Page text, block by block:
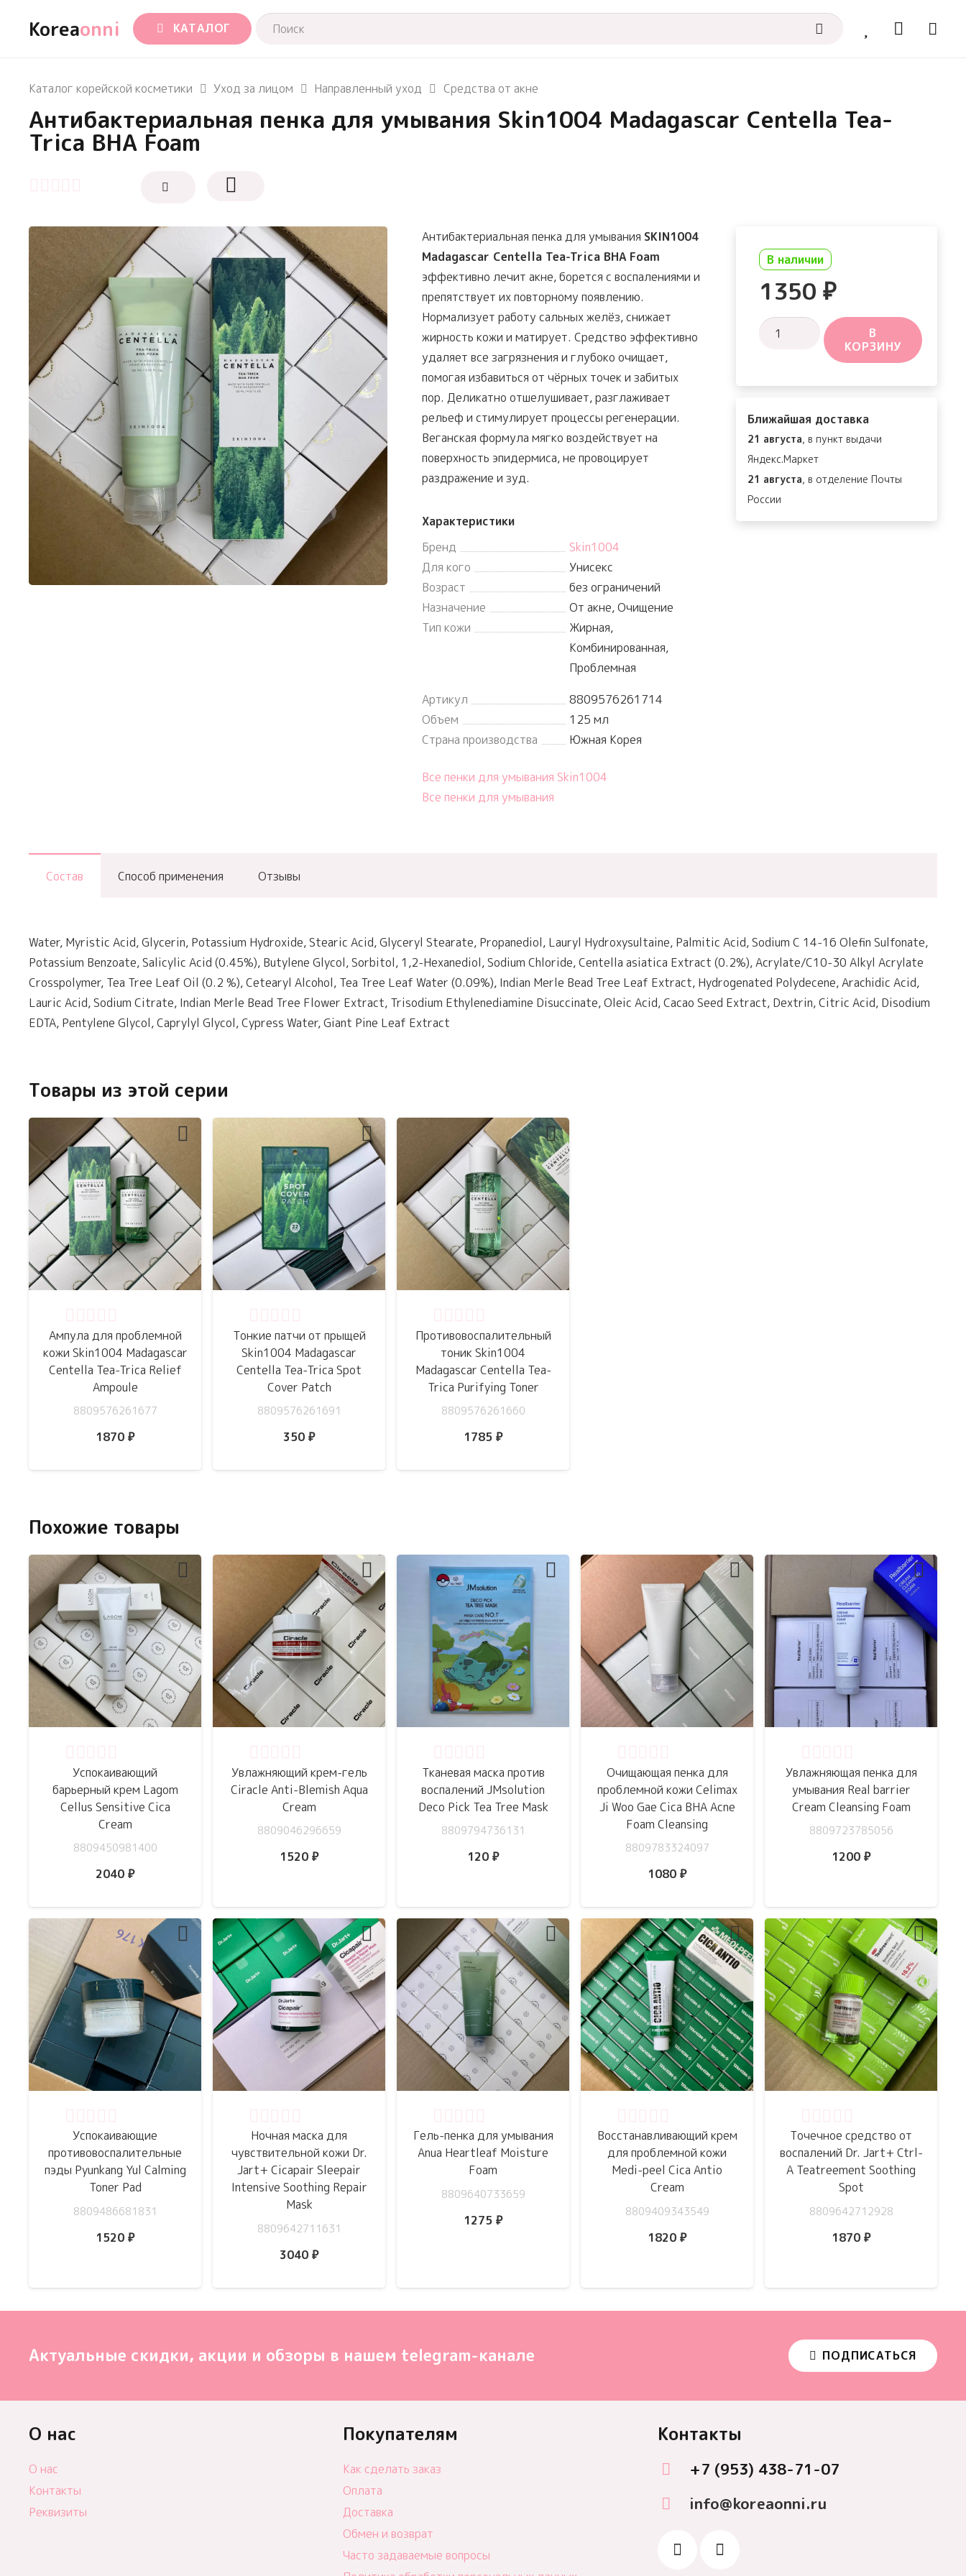
Koreaonni КАТАЛОГ
Каталог корейской косметики Уход за лицом Направленный уход Средства от акне
Антибактериальная пенка для умывания Skin1004 Madagascar Centella Tea-
Trica BHA Foam
Антибактериальная пенка для умывания SKIN1004
Madagascar Centella Tea-Trica BHA Foam
эффективно лечит акне, борется с воспалениями и
препятствует их повторному появлению.
Нормализует работу сальных желёз, снижает
жирность кожи и матирует. Средство эффективно
удаляет все загрязнения и глубоко очищает,
помогая избавиться от чёрных точек и забитых
пор. Деликатно отшелушивает, разглаживает
рельеф и стимулирует процессы регенерации.
Веганская формула мягко воздействует на
поверхность эпидермиса, не провоцирует
раздражение и зуд.
Характеристики
Бренд
Skin1004
Для кого
Унисекс
Возраст
без ограничений
Назначение
От акне, Очищение
Тип кожи
Жирная,
Комбинированная,
Проблемная
Артикул
8809576261714
Объем
125 мл
Страна производства
Южная Корея
Все пенки для умывания Skin1004
Все пенки для умывания
В наличии
1350 ₽
Количество
Centella
Trica
BHA
Foam
В
КОРЗИНУ
Ближайшая доставка
21 августа, в пункт выдачи
Яндекс.Маркет
21 августа, в отделение Почты
России
Состав Способ применения Отзывы
Water, Myristic Acid, Glycerin, Potassium Hydroxide, Stearic Acid, Glyceryl Stearate, Propanediol, Lauryl Hydroxysultaine, Palmitic Acid, Sodium C 14-16 Olefin Sulfonate,
Potassium Benzoate, Salicylic Acid (0.45%), Butylene Glycol, Sorbitol, 1,2-Hexanediol, Sodium Chloride, Centella asiatica Extract (0.2%), Acrylate/C10-30 Alkyl Acrylate
Crosspolymer, Tea Tree Leaf Oil (0.2 %), Cetearyl Alcohol, Tea Tree Leaf Water (0.09%), Indian Merle Bead Tree Leaf Extract, Hydrogenated Polydecene, Arachidic Acid,
Lauric Acid, Sodium Citrate, Indian Merle Bead Tree Flower Extract, Trisodium Ethylenediamine Disuccinate, Oleic Acid, Cacao Seed Extract, Dextrin, Citric Acid, Disodium
EDTA, Pentylene Glycol, Caprylyl Glycol, Cypress Water, Giant Pine Leaf Extract
Товары из этой серии
Ампула для проблемной
кожи Skin1004 Madagascar
Centella Tea-Trica Relief
Ampoule
8809576261677
1870 ₽
Тонкие патчи от прыщей
Skin1004 Madagascar
Centella Tea-Trica Spot
Cover Patch
8809576261691
350 ₽
Противовоспалительный
тоник Skin1004
Madagascar Centella Tea-
Trica Purifying Toner
8809576261660
1785 ₽
Похожие товары
Успокаивающий
барьерный крем Lagom
Cellus Sensitive Cica
Cream
8809450981400
2040 ₽
Увлажняющий крем-гель
Ciracle Anti-Blemish Aqua
Cream
8809046296659
1520 ₽
Тканевая маска против
воспалений JMsolution
Deco Pick Tea Tree Mask
8809794736131
120 ₽
Очищающая пенка для
проблемной кожи Celimax
Ji Woo Gae Cica BHA Acne
Foam Cleansing
8809783324097
1080 ₽
Увлажняющая пенка для
умывания Real barrier
Cream Cleansing Foam
8809723785056
1200 ₽
Успокаивающие
противовоспалительные
пэды Pyunkang Yul Calming
Toner Pad
8809486681831
1520 ₽
Ночная маска для
чувствительной кожи Dr.
Jart+ Cicapair Sleepair
Intensive Soothing Repair
Mask
8809642711631
3040 ₽
Гель-пенка для умывания
Anua Heartleaf Moisture
Foam
8809640733659
1275 ₽
Восстанавливающий крем
для проблемной кожи
Medi-peel Cica Antio
Cream
8809409343549
1820 ₽
Точечное средство от
воспалений Dr. Jart+ Ctrl-
A Teatreement Soothing
Spot
8809642712928
1870 ₽
Актуальные скидки, акции и обзоры в нашем telegram-канале ПОДПИСАТЬСЯ
О нас
О нас
Контакты
Реквизиты
Покупателям
Как сделать заказ
Оплата
Доставка
Обмен и возврат
Часто задаваемые вопросы
Контакты
+7 (953) 438-71-07
info@koreaonni.ru